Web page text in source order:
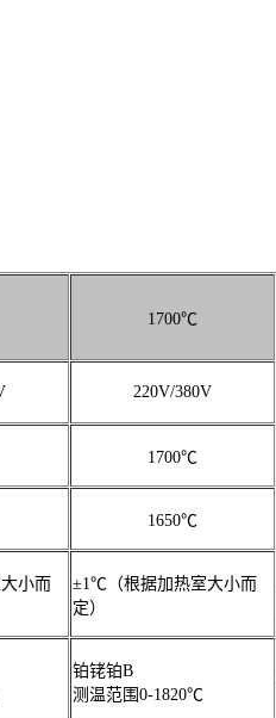
1700℃
220V/380V
1700℃
1650℃
小而
±1℃（根据加热室大小而
定）
铂铑铂B
测温范围0-1820℃